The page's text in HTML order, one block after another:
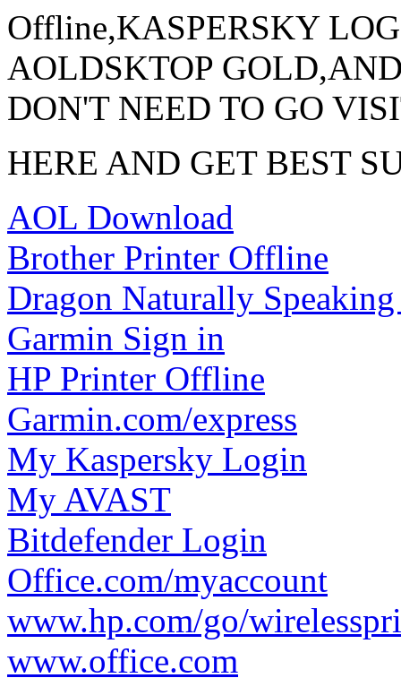
Offline,KASPERSKY
AOLDSKTOP
DON'T NEED TO GO
HERE AND GET BEST
AOL Download
Brother Printer Offline
Dragon Naturally
Garmin Sign in
HP Printer Offline
Garmin.com/express
My Kaspersky Login
My AVAST
Bitdefender Login
Office.com/myaccount
www.hp.com/go/
www.office.com